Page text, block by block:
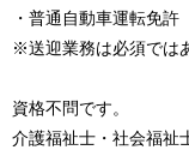
・普通自動車運転免許
※送迎業務は必須では
資格不問です。
介護福祉士・社会福祉